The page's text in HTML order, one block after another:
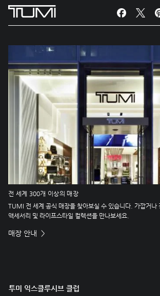
전 세계 300개 이상의 매장
TUMI 전 세계 공식 매장을 찾아보실 수 있습니다. 가깝거나
액세서리 및 라이프스타일 컬렉션을 만나보세요.
매장 안내
투미 익스클루시브 클럽